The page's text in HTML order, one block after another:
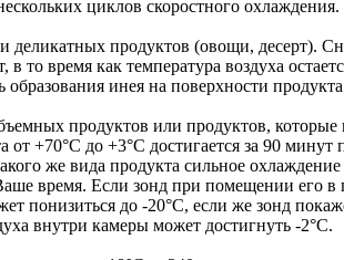
циклов скоростного охлаждения.
деликатных продуктов (овощи, десерт).
в то время как температура воздуха
образования инея на поверхности
продуктов или продуктов,
+70°С до +3°С достигается за 90
же вида продукта сильное охлаждение
время. Если зонд при помещении его в
понизиться до -20°С, если же зонд
внутри камеры может достигнуть -2°С.